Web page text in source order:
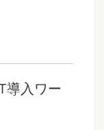
導入ワー